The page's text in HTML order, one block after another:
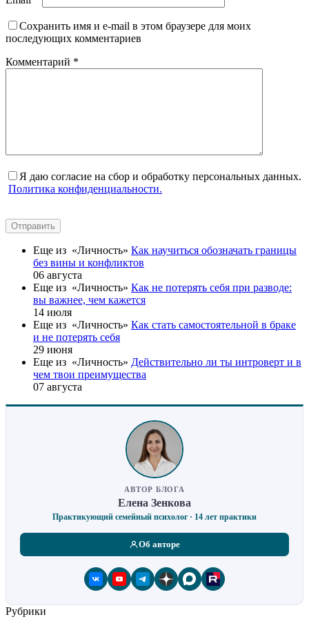
Сохранить имя и e-mail в этом браузере для моих
последующих комментариев
Комментарий *
Я даю согласие на сбор и обработку персональных данных.
Политика конфиденциальности.
Отправить
Еще из «Личность» Как научиться обозначать границы
без вины и конфликтов
06 августа
Еще из «Личность» Как не потерять себя при разводе:
вы важнее, чем кажется
14 июля
Еще из «Личность» Как стать самостоятельной в браке
и не потерять себя
29 июня
Еще из «Личность» Действительно ли ты интроверт и в
чем твои преимущества
07 августа
АВТОР БЛОГА
Елена Зенкова
Практикующий семейный психолог · 14 лет практики
Об авторе
Рубрики